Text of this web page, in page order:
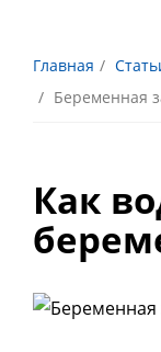
Главная
Беременная
Как